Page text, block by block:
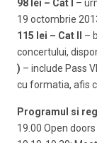
98 lei – Cat I
–
19 octombrie
115 lei – Cat II
–
concertului,
) – include Pass
cu formatia, afis
Programul si
19.00 Open doors